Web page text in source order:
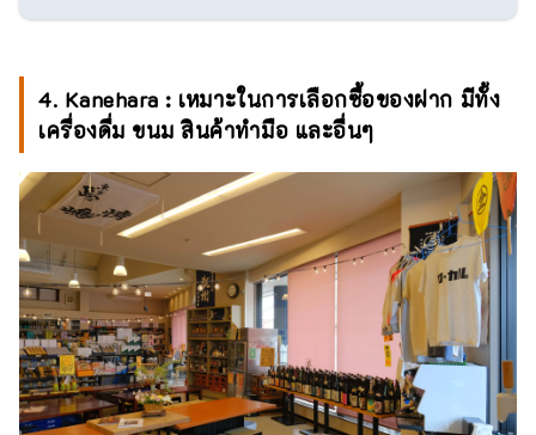
4. Kanehara : เหมาะในการเลือกซื้อของฝาก มีทั้ง
เครื่องดื่ม ขนม สินค้าทำมือ และอื่นๆ